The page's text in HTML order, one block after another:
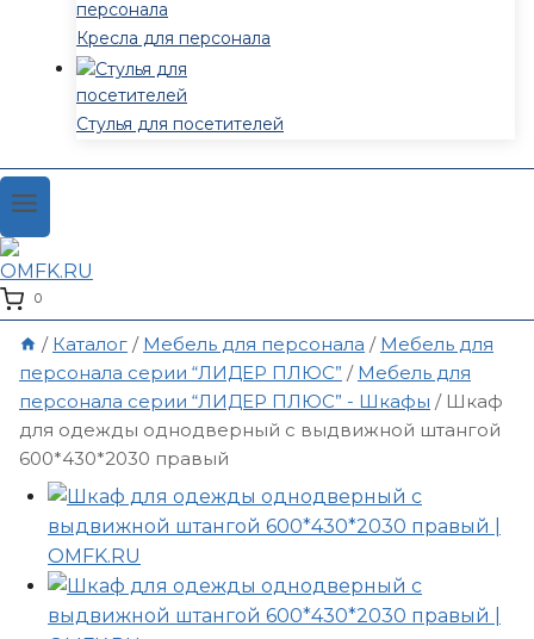
Кресла для персонала
Стулья для посетителей
0
/ Каталог / Мебель для персонала / Мебель для
персонала серии “ЛИДЕР ПЛЮС” / Мебель для
персонала серии “ЛИДЕР ПЛЮС” - Шкафы / Шкаф
для одежды однодверный с выдвижной штангой
600*430*2030 правый